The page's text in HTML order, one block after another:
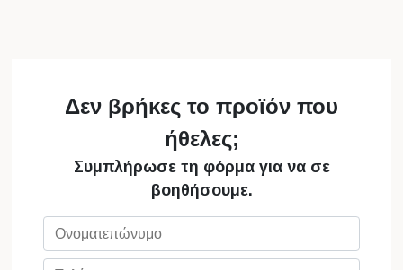
Δεν βρήκες το προϊόν που
ήθελες;
Συμπλήρωσε τη φόρμα για να σε
βοηθήσουμε.